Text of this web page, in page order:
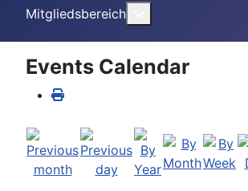
Mitgliedsbereich
Events Calendar